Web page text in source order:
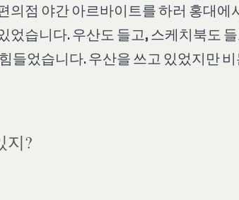
의점 야간 아르바이트를 하러 홍대에
었습니다. 우산도 들고, 스케치북도
들었습니다. 우산을 쓰고 있었지만
지?